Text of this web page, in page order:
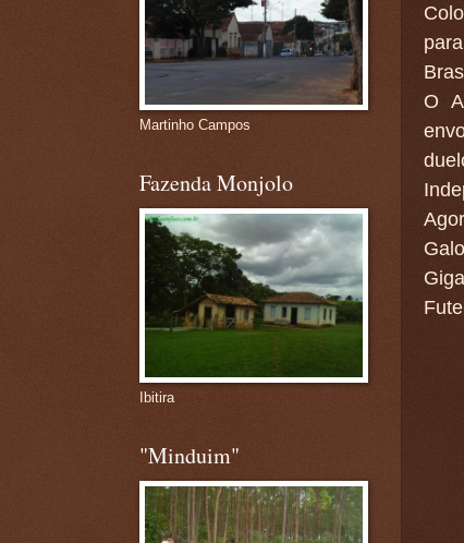
O
Martinho Campos
Fazenda Monjolo
Ibitira
"Minduim"